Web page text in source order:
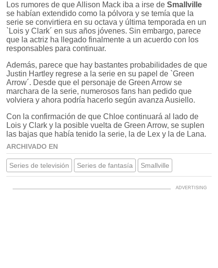
Los rumores de que Allison Mack iba a irse deSmallville
se habían extendido como la pólvora y se temía que la
serie se convirtiera en su octava y última temporada en un
`Lois y Clark´ en sus años jóvenes. Sin embargo, parece
que la actriz ha llegado finalmente a un acuerdo con los
responsables para continuar.
Además, parece que hay bastantes probabilidades de que
Justin Hartley regrese a la serie en su papel de `Green
Arrow´. Desde que el personaje de Green Arrow se
marchara de la serie, numerosos fans han pedido que
volviera y ahora podría hacerlo según avanza Ausiello.
Con la confirmación de que Chloe continuará al lado de
Lois y Clark y la posible vuelta de Green Arrow, se suplen
las bajas que había tenido la serie, la de Lex y la de Lana.
ARCHIVADO EN
Series de televisión Series de fantasía Smallville